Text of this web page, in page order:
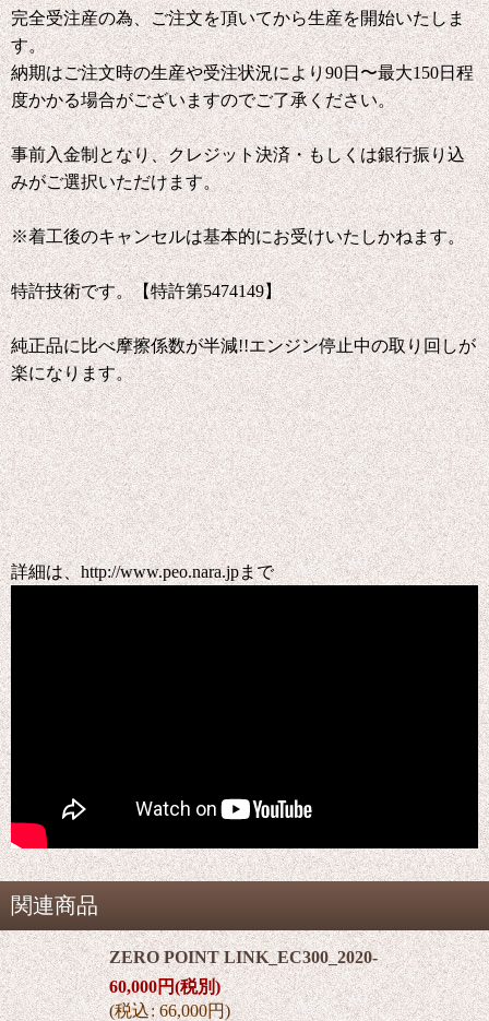
完全受注産の為、ご注文を頂いてから生産を開始いたしま
す。
納期はご注文時の生産や受注状況により90日〜最大150日程
度かかる場合がございますのでご了承ください。
事前入金制となり、クレジット決済・もしくは銀行振り込
みがご選択いただけます。
※着工後のキャンセルは基本的にお受けいたしかねます。
特許技術です。【特許第5474149】
純正品に比べ摩擦係数が半減!!エンジン停止中の取り回しが
楽になります。
詳細は、http://www.peo.nara.jpまで
関連商品
ZERO POINT LINK_EC300_2020-
60,000円(税別)
(税込: 66,000円)